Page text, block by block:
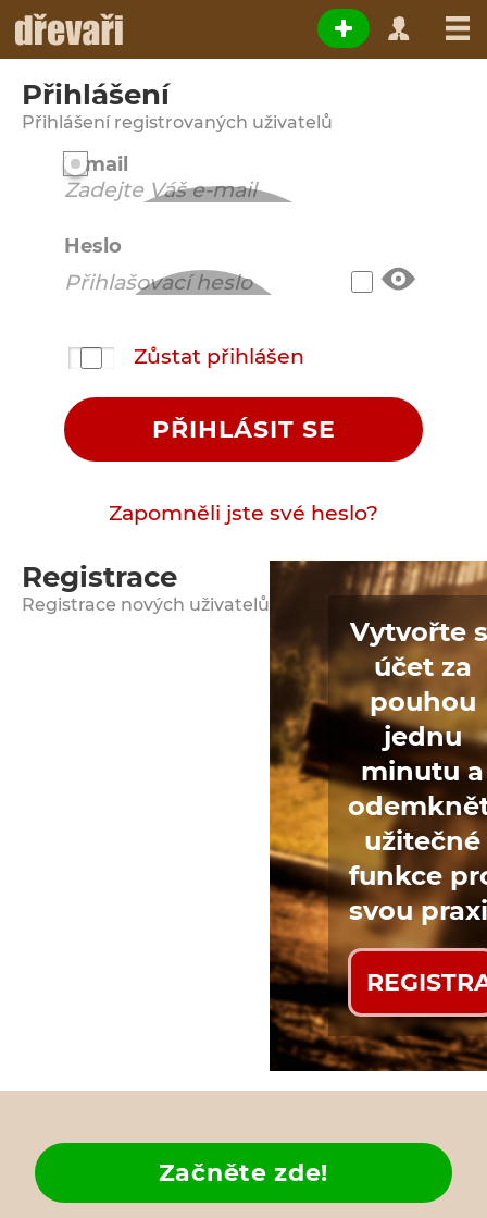
Přihlášení
Přihlášení registrovaných uživatelů
E-mail
Heslo
Zůstat přihlášen
PŘIHLÁSIT SE
Zapomněli jste své heslo?
Registrace
Registrace nových uživatelů
Vytvořte
účet za
pouhou
jednu
minutu a
užitečné
funkce
svou
Začněte zde!